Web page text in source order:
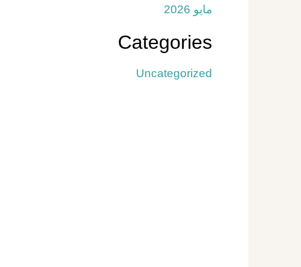
مايو 2026
Categories
Uncategorized